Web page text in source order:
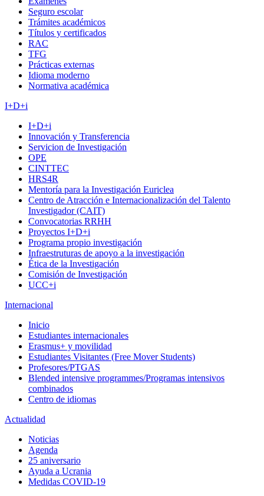
Seguro escolar
Trámites académicos
Títulos y certificados
RAC
TFG
Prácticas externas
Idioma moderno
Normativa académica
I+D+i
I+D+i
Innovación y Transferencia
Servicion de Investigación
OPE
CINTTEC
HRS4R
Mentoría para la Investigación Euriclea
Centro de Atracción e Internacionalización del Talento
Investigador (CAIT)
Convocatorias RRHH
Proyectos I+D+i
Programa propio investigación
Infraestruturas de apoyo a la investigación
Ética de la Investigación
Comisión de Investigación
UCC+i
Internacional
Inicio
Estudiantes internacionales
Erasmus+ y movilidad
Estudiantes Visitantes (Free Mover Students)
Profesores/PTGAS
Blended intensive programmes/Programas intensivos
combinados
Centro de idiomas
Actualidad
Noticias
Agenda
25 aniversario
Ayuda a Ucrania
Medidas COVID-19